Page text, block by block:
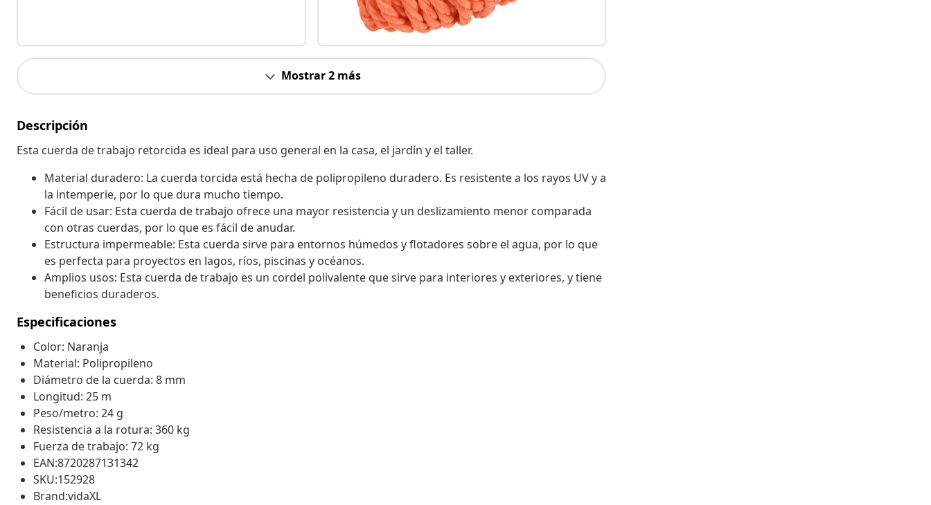
Mostrar 2 más
Descripción
Esta cuerda de trabajo retorcida es ideal para uso general en la casa, el jardín y el taller.
Material duradero: La cuerda torcida está hecha de polipropileno duradero. Es resistente a los rayos UV y a
la intemperie, por lo que dura mucho tiempo.
Fácil de usar: Esta cuerda de trabajo ofrece una mayor resistencia y un deslizamiento menor comparada
con otras cuerdas, por lo que es fácil de anudar.
Estructura impermeable: Esta cuerda sirve para entornos húmedos y flotadores sobre el agua, por lo que
es perfecta para proyectos en lagos, ríos, piscinas y océanos.
Amplios usos: Esta cuerda de trabajo es un cordel polivalente que sirve para interiores y exteriores, y tiene
beneficios duraderos.
Especificaciones
Color: Naranja
Material: Polipropileno
Diámetro de la cuerda: 8 mm
Longitud: 25 m
Peso/metro: 24 g
Resistencia a la rotura: 360 kg
Fuerza de trabajo: 72 kg
EAN:8720287131342
SKU:152928
Brand:vidaXL